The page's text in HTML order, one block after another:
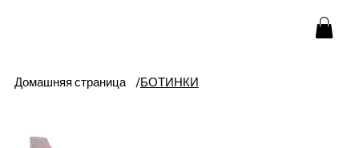
Домашняя страница /БОТИНКИ